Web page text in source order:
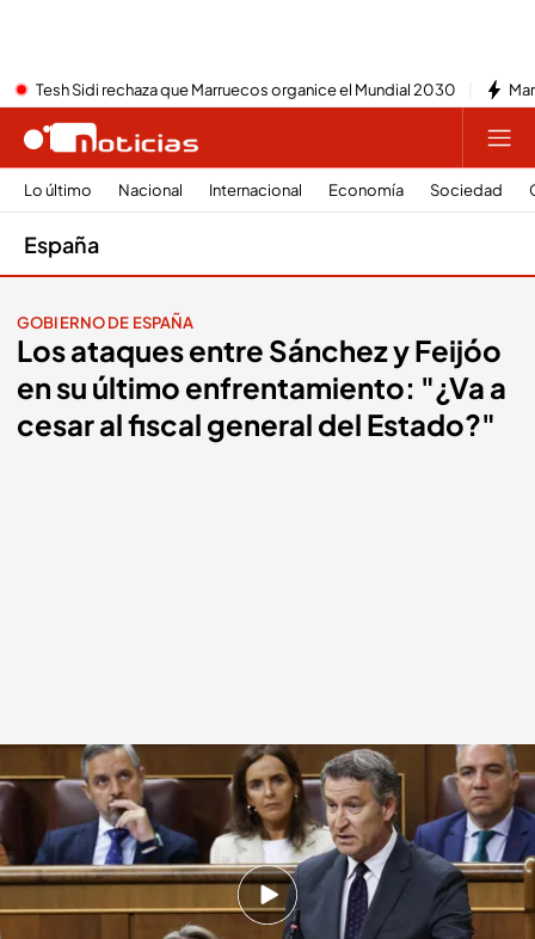
Tesh Sidi rechaza que Marruecos organice el Mundial 2030
Lo último Nacional Internacional Economía Sociedad
España
GOBIERNO DE ESPAÑA
Los ataques entre Sánchez y Feijóo
en su último enfrentamiento: "¿Va a
cesar al fiscal general del Estado?"
El último cara a cara entre Sánchez y Feijóo EFE
Redacción digital Noticias Cuatro
11 JUN 2025 - 16:45h.
La corrupción ha sido la protagonista absoluta